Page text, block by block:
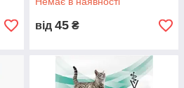
від 45 ₴